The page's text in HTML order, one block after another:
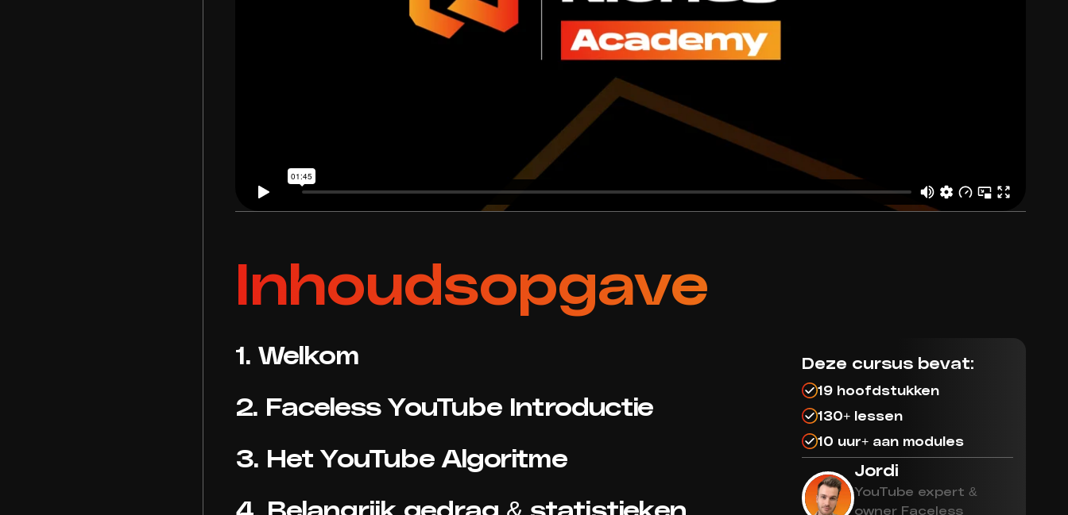
Inhoudsopgave
1. Welkom
2. Faceless YouTube Introductie
3. Het YouTube Algoritme
4. Belangrijk gedrag & statistieken
Deze cursus bevat:
19 hoofdstukken
130+ lessen
10 uur+ aan modules
Jordi
YouTube expert &
owner Faceless